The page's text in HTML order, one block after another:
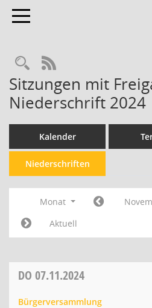
Toggle navigation
Rechercheauswahl
RSS-Feed
Sitzungen mit
Niederschrift 2024
Kalender
Niederschriften
Monat
Aktuell
DO 07.11.2024
Bürgerversammlung